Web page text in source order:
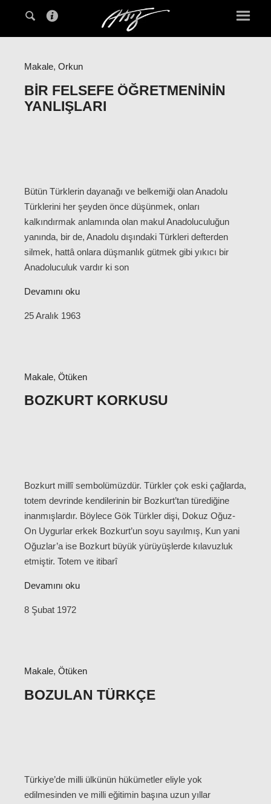
Makale, Orkun
BIR FELSEFE ÖĞRETMENININ
YANLIŞLARI
Bütün Türklerin dayanağı ve belkemiği olan Anadolu
Türklerini her şeyden önce düşünmek, onları
kalkındırmak anlamında olan makul Anadoluculuğun
yanında, bir de, Anadolu dışındaki Türkleri defterden
silmek, hattâ onlara düşmanlık gütmek gibi yıkıcı bir
Anadoluculuk vardır ki son
Devamını oku
25 Aralık 1963
Makale, Ötüken
BOZKURT KORKUSU
Bozkurt millî sembolümüzdür. Türkler çok eski çağlarda,
totem devrinde kendilerinin bir Bozkurt’tan türediğine
inanmışlardır. Böylece Gök Türkler dişi, Dokuz Oğuz-
On Uygurlar erkek Bozkurt’un soyu sayılmış, Kun yani
Oğuzlar’a ise Bozkurt büyük yürüyüşlerde kılavuzluk
etmiştir. Totem ve itibarî
Devamını oku
8 Şubat 1972
Makale, Ötüken
BOZULAN TÜRKÇE
Türkiye’de milli ülkünün hükümetler eliyle yok
edilmesinden ve milli eğitimin başına uzun yıllar